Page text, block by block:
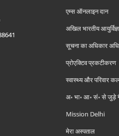
एम्स ऑनलाइन दान
अखिल भारतीय
सूचना का अधिकार
प्रोएक्टिव प्रकटीकरण
स्वास्थ्य और परिवार
अ॰ भा॰ आ॰ सं॰ से जुड़े
Mission Delhi
मेरा अस्पताल